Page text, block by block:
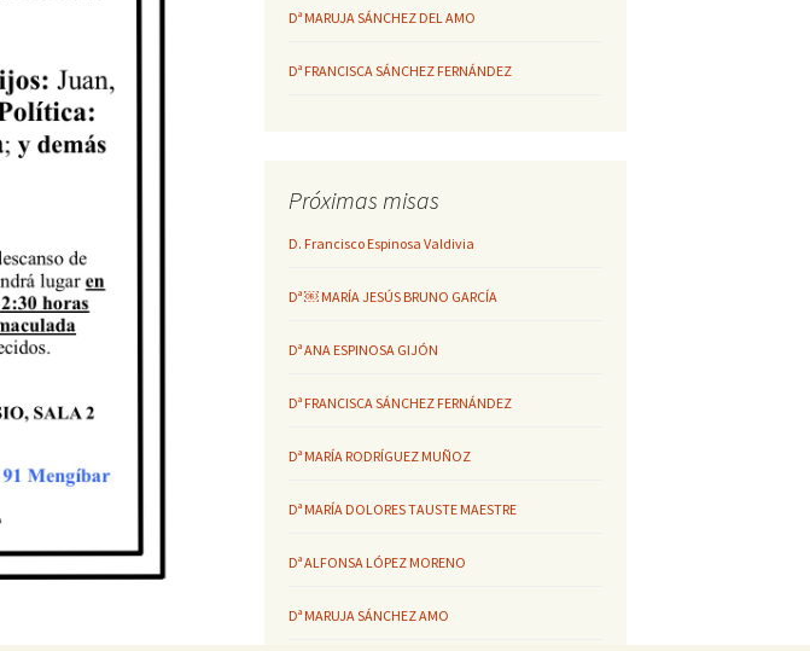
Dª MARUJA SÁNCHEZ DEL AMO
Dª FRANCISCA SÁNCHEZ FERNÁNDEZ
Próximas misas
D. Francisco Espinosa Valdivia
Dª ￼ MARÍA JESÚS BRUNO GARCÍA
Dª ANA ESPINOSA GIJÓN
Dª FRANCISCA SÁNCHEZ FERNÁNDEZ
Dª MARÍA RODRÍGUEZ MUÑOZ
Dª MARÍA DOLORES TAUSTE MAESTRE
Dª ALFONSA LÓPEZ MORENO
Dª MARUJA SÁNCHEZ AMO